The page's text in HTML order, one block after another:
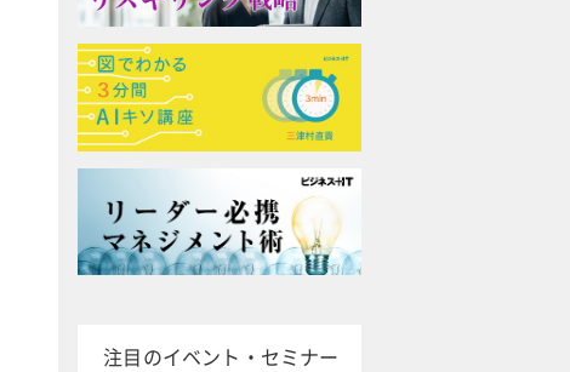
注目のイベント・セミナー